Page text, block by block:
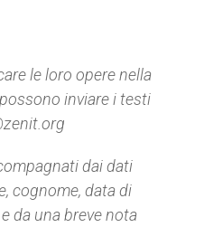
le loro opere nella
inviare i testi
dai dati
cognome, data di
da una breve nota